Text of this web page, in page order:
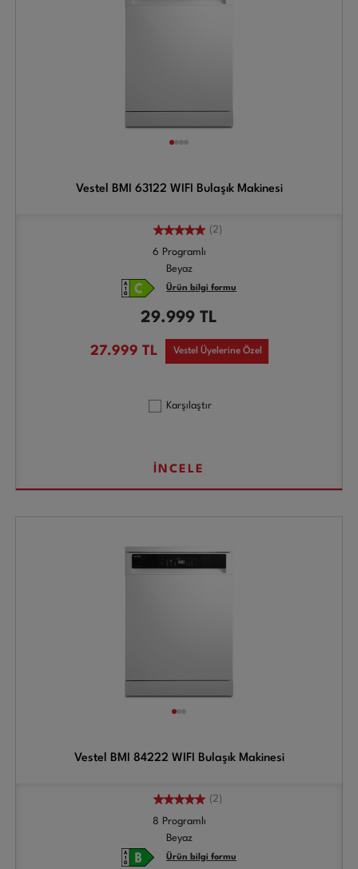
Vestel BMI 63122 WIFI Bulaşık Makinesi
(2)
6 Programlı
Beyaz
Ürün bilgi formu
29.999 TL
27.999 TL Vestel Üyelerine Özel
Karşılaştır
İNCELE
Vestel BMI 84222 WIFI Bulaşık Makinesi
(2)
8 Programlı
Beyaz
Ürün bilgi formu